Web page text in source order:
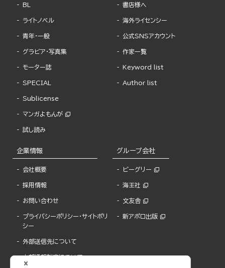
BL
ライトノベル
青年・一般
グラビア・写真集
モーター誌
SPECIAL
Sublicense
マンガよもんが
試し読み
書店様へ
海外ライセンシー
公式SNSアカウント
作家一覧
Keyword list
Author list
企業情報
会社概要
採用情報
お問い合わせ
プライバシーポリシー・サイトポリ
シー
外部送信先について
内部通報制度について
グループ会社
ビーグリー
海王社
文友舎
新アポロ出版